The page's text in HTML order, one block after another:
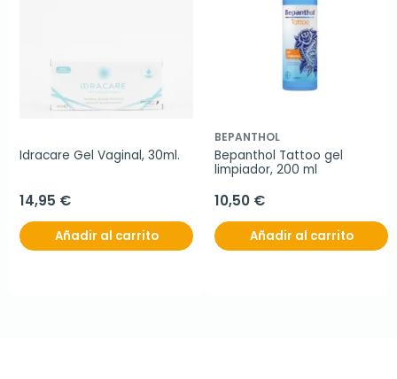
Idracare Gel Vaginal, 30ml.
14,95 €
Añadir al carrito
BEPANTHOL
Bepanthol Tattoo gel
limpiador, 200 ml
10,50 €
Añadir al carrito